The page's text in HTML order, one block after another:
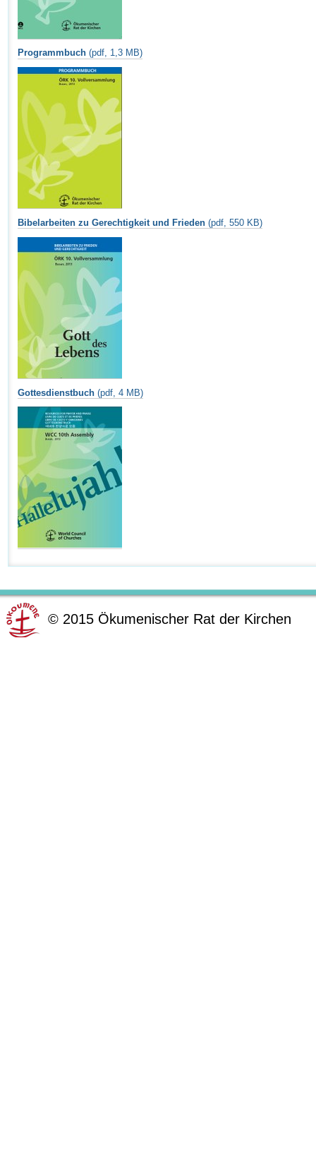
Programmbuch(pdf, 1,3 MB)
Bibelarbeiten zu Gerechtigkeit und Frieden (pdf, 550 KB)
Gottesdienstbuch(pdf, 4 MB)
© 2015 Ökumenischer Rat der Kirchen